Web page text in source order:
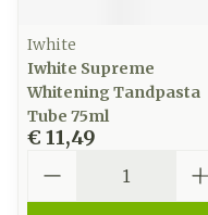
Iwhite
Iwhite Supreme
Whitening Tandpasta
Tube 75ml
€ 11,49